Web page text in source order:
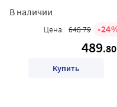
В наличии
Цена: 648.79 24
489.80
Купить